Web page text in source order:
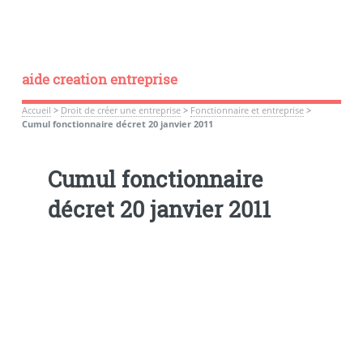
aide creation entreprise
Accueil > Droit de créer une entreprise> Fonctionnaire et entreprise>
Cumul fonctionnaire décret 20 janvier 2011
Cumul fonctionnaire
décret 20 janvier 2011